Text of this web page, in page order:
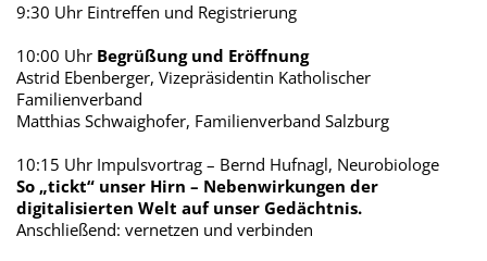
9:30 Uhr Eintreffen und Registrierung
10:00 Uhr Begrüßung und Eröffnung
Astrid Ebenberger, Vizepräsidentin Katholischer
Familienverband
Matthias Schwaighofer, Familienverband Salzburg
10:15 Uhr Impulsvortrag – Bernd Hufnagl, Neurobiologe
So „tickt“ unser Hirn – Nebenwirkungen der
digitalisierten Welt auf unser Gedächtnis.
Anschließend: vernetzen und verbinden